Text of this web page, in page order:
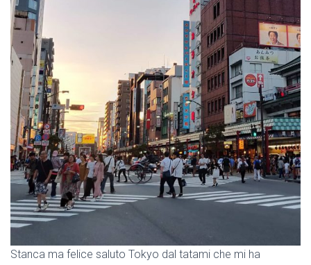
Stanca ma felice saluto Tokyo dal tatami che mi ha